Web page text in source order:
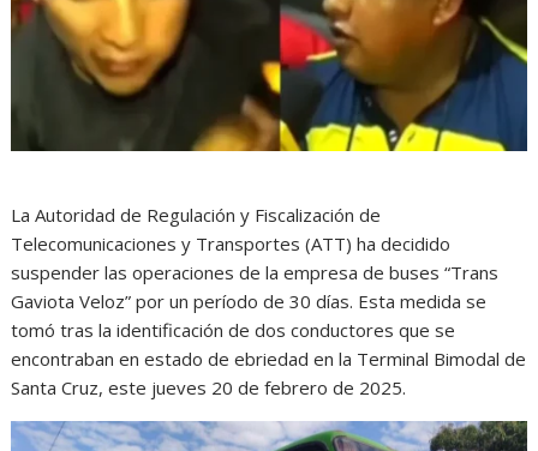
La Autoridad de Regulación y Fiscalización de
Telecomunicaciones y Transportes (ATT) ha decidido
suspender las operaciones de la empresa de buses “Trans
Gaviota Veloz” por un período de 30 días. Esta medida se
tomó tras la identificación de dos conductores que se
encontraban en estado de ebriedad en la Terminal Bimodal de
Santa Cruz, este jueves 20 de febrero de 2025.